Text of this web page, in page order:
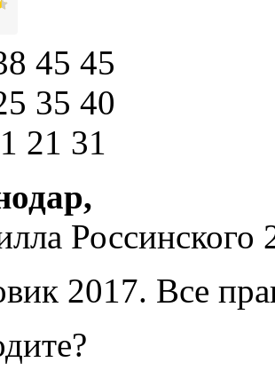
45 45
35 40
21 31
,
Россинского
2017. Все